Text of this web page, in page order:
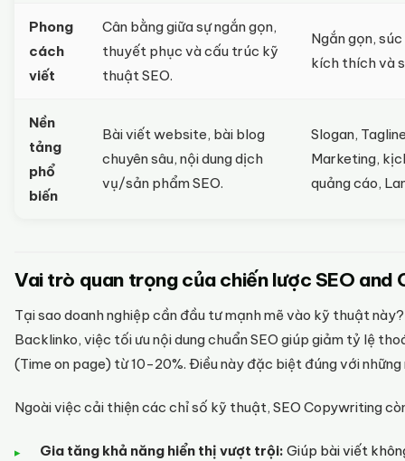
Phong
cách
viết
Cân bằng giữa sự ngắn gọn,
thuyết phục và cấu trúc kỹ
thuật SEO.
Ngắn gọn,
kích thích và
Nền
tảng
phổ
biến
Bài viết website, bài blog
chuyên sâu, nội dung dịch
vụ/sản phẩm SEO.
Slogan,
Marketing,
quảng cáo,
Vai trò quan trọng của chiến lược SEO
Tại sao doanh nghiệp cần đầu tư mạnh mẽ vào kỹ thuật
Backlinko, việc tối ưu nội dung chuẩn SEO giúp giảm tỷ lệ
(Time on page) từ 10-20%. Điều này đặc biệt đúng với những
Ngoài việc cải thiện các chỉ số kỹ thuật, SEO Copywriting
Gia tăng khả năng hiển thị vượt trội: Giúp bài viết